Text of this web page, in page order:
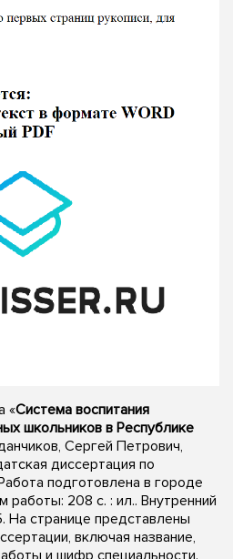
«Система воспитания
школьников в Республике
Сергей Петрович,
диссертация по
подготовлена в городе
208 с. : ил.. Внутренний
На странице представлены
включая название,
и шифр специальности.